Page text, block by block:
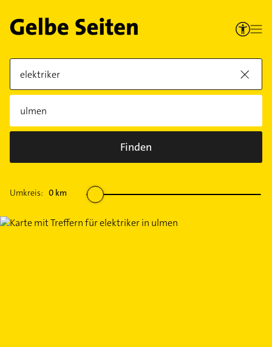
Finden
Umkreis: 0 km